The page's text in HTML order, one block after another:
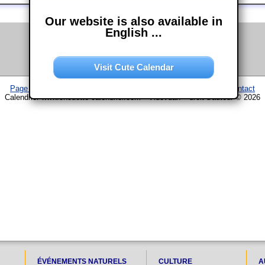
Page d'accueil
Contact
Calendrier www.chouette-calendrier.com • Vidovdan – droit d'auteur © 2026
ÉVÉNEMENTS NATURELS CULTURE
Our website is also available in
English ...
Visit Cute Calendar